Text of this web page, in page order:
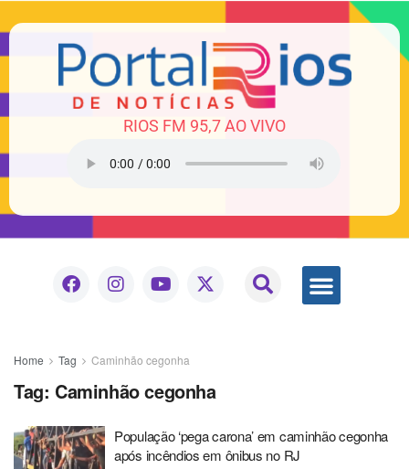
RIOS FM 95,7 AO VIVO
Home Tag Caminhão cegonha
Tag: Caminhão cegonha
População ‘pega carona’ em caminhão cegonha
após incêndios em ônibus no RJ